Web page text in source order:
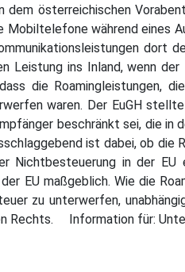
österreichischen
Mobiltelefone während
dort
Leistung ins Inland, wenn
die Roamingleistungen,
waren. Der EuGH
beschränkt sei, die in
ist dabei, ob
Nichtbesteuerung in der
EU maßgeblich. Wie die
zu unterwerfen,
Rechts. Information für: